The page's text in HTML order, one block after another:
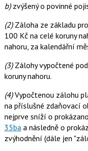
b)zvýšený o povinné
(2)Záloha ze základu
100 Kč na celé koruny
nahoru, za kalendářní
(3)Zálohy vypočtené
koruny nahoru.
(4)Vypočtenou zálohu
na příslušné zdaňovací
nejprve sníží o
35ba a následně o
zvýhodnění (dále jen